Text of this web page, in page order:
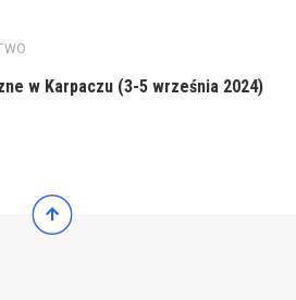
w Karpaczu (3-5 września 2024)